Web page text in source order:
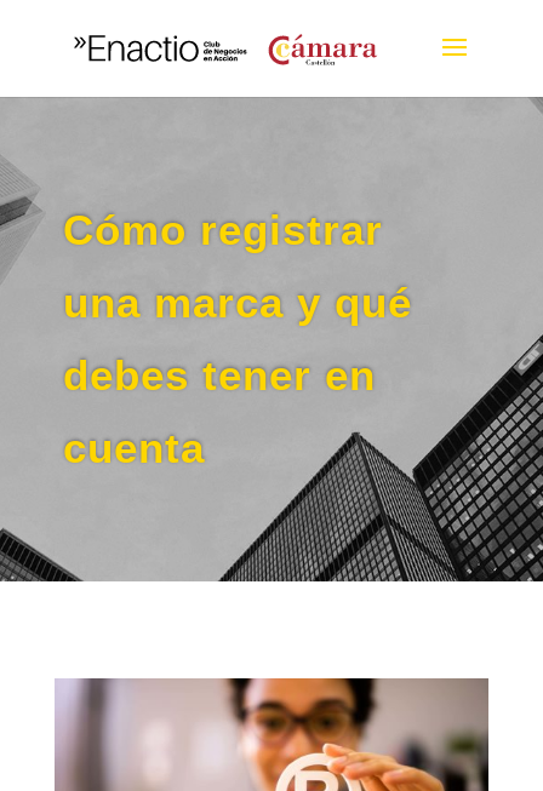
Cómo registrar
una marca y qué
debes tener en
cuenta